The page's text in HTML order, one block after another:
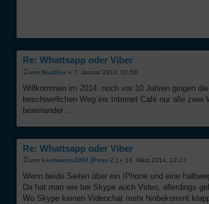
Re: Whattsapp oder Viber
von Nautilus » 7. Januar 2014, 02:58
Willkommen im 2014. noch vor 10 Jahren gingen
beschwerlichen Weg ins Internet Café nur alle
beieinander ...
Re: Whattsapp oder Viber
von kschwarze2001 (Peter Z.) » 14. März 2014, 12:27
Wenn beide Seiten über ein IPhone und eine
Da hat man wie bei Skype auch Video, allerdings
Wo Skype keinen Videochat mehr hinbekommt